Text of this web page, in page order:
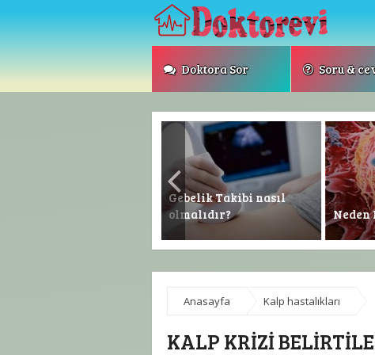
Doktora Sor Soru &
Gebelik Takibi nasıl
olmalıdır?
Neden
Anasayfa Kalp hastalıkları
KALP KRIZI